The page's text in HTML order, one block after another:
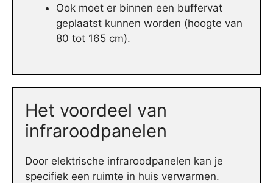
Ook moet er binnen een buffervat
geplaatst kunnen worden (hoogte van
80 tot 165 cm).
Het voordeel van
infraroodpanelen
Door elektrische infraroodpanelen kan je
specifiek een ruimte in huis verwarmen.